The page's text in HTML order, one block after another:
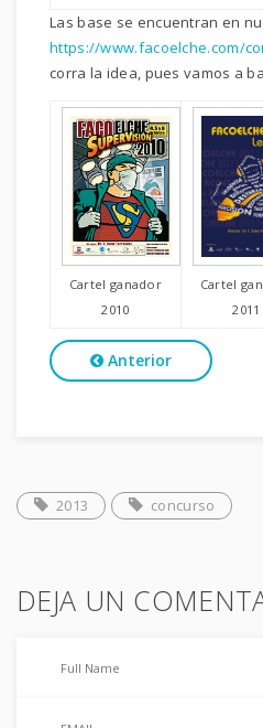
Las base se encuentran en
https://www.facoelche.com/
corra la idea, pues vamos a
Cartel ganador
2010
Cartel
2011
Anterior
2013 concurso
DEJA UN